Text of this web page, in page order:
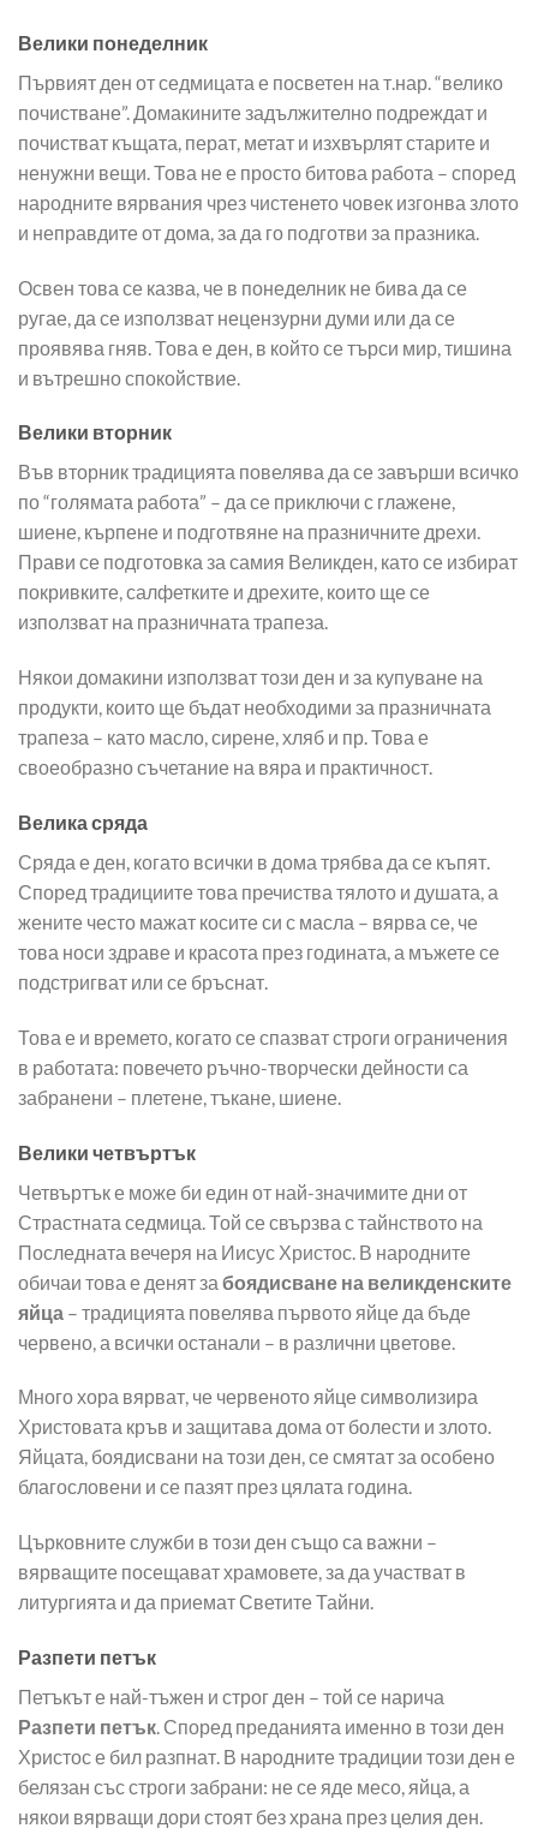
Велики понеделник
Първият ден от седмицата е посветен на т.нар. “велико
почистване”. Домакините задължително подреждат и
почистват къщата, перат, метат и изхвърлят старите и
ненужни вещи. Това не е просто битова работа – според
народните вярвания чрез чистенето човек изгонва злото
и неправдите от дома, за да го подготви за празника.
Освен това се казва, че в понеделник не бива да се
ругае, да се използват нецензурни думи или да се
проявява гняв. Това е ден, в който се търси мир, тишина
и вътрешно спокойствие.
Велики вторник
Във вторник традицията повелява да се завърши всичко
по “голямата работа” – да се приключи с глажене,
шиене, кърпене и подготвяне на празничните дрехи.
Прави се подготовка за самия Великден, като се избират
покривките, салфетките и дрехите, които ще се
използват на празничната трапеза.
Някои домакини използват този ден и за купуване на
продукти, които ще бъдат необходими за празничната
трапеза – като масло, сирене, хляб и пр. Това е
своеобразно съчетание на вяра и практичност.
Велика сряда
Сряда е ден, когато всички в дома трябва да се къпят.
Според традициите това пречиства тялото и душата, а
жените често мажат косите си с масла – вярва се, че
това носи здраве и красота през годината, а мъжете се
подстригват или се бръснат.
Това е и времето, когато се спазват строги ограничения
в работата: повечето ръчно-творчески дейности са
забранени – плетене, тъкане, шиене.
Велики четвъртък
Четвъртък е може би един от най-значимите дни от
Страстната седмица. Той се свързва с тайнството на
Последната вечеря на Иисус Христос. В народните
обичаи това е денят за боядисване на великденските
яйца – традицията повелява първото яйце да бъде
червено, а всички останали – в различни цветове.
Много хора вярват, че червеното яйце символизира
Христовата кръв и защитава дома от болести и злото.
Яйцата, боядисвани на този ден, се смятат за особено
благословени и се пазят през цялата година.
Църковните служби в този ден също са важни –
вярващите посещават храмовете, за да участват в
литургията и да приемат Светите Тайни.
Разпети петък
Петъкът е най-тъжен и строг ден – той се нарича
Разпети петък. Според преданията именно в този ден
Христос е бил разпнат. В народните традиции този ден е
белязан със строги забрани: не се яде месо, яйца, а
някои вярващи дори стоят без храна през целия ден.